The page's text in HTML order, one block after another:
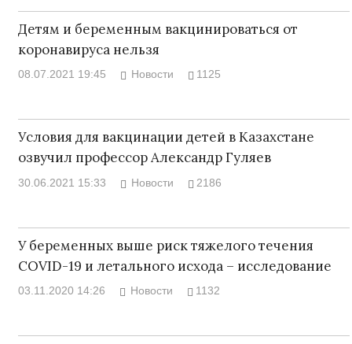
Детям и беременным вакцинироваться от
коронавируса нельзя
08.07.2021 19:45 Новости 1125
Условия для вакцинации детей в Казахстане
озвучил профессор Александр Гуляев
30.06.2021 15:33 Новости 2186
У беременных выше риск тяжелого течения
COVID-19 и летального исхода – исследование
03.11.2020 14:26 Новости 1132